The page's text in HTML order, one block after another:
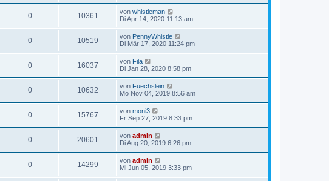
0 10361 von whistleman
Di Apr 14, 2020 11:13 am
0 10519 von PennyWhistle
Di Mär 17, 2020 11:24 pm
0 16037 von Fila
Di Jan 28, 2020 8:58 pm
0 10632 von Fuechslein
Mo Nov 04, 2019 8:56 am
0 15767 von moni3
Fr Sep 27, 2019 8:33 pm
0 20601 von admin
Di Aug 20, 2019 6:26 pm
0 14299 von admin
Mi Jun 05, 2019 3:33 pm